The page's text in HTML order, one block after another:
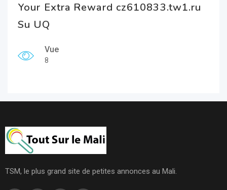
Your Extra Reward cz610833.tw1.ru
Su UQ
Vue
8
TSM, le plus grand site de petites annonces au Mali.